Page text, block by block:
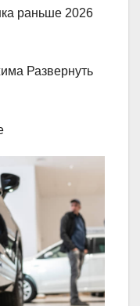
раньше 2026
Развернуть